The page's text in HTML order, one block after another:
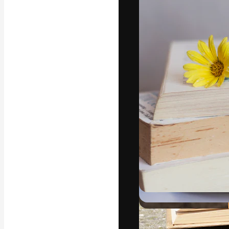
Platforma
najlepszych
Polski
Copyright ©